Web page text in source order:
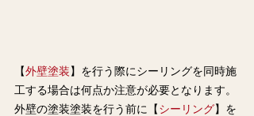
【外壁塗装】を行う際にシーリングを同時施
工する場合は何点か注意が必要となります。
外壁の塗装塗装を行う前に【シーリング】を